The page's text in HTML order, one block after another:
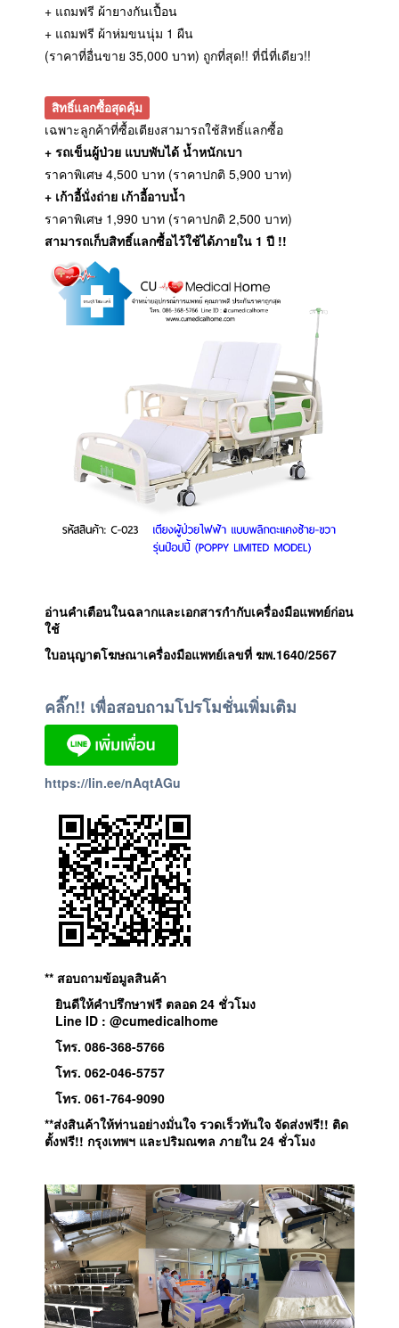
+ แถมฟรี ผ้ายางกันเปื้อน
+ แถมฟรี ผ้าห่มขนนุ่ม 1 ผืน
(ราคาที่อื่นขาย 35,000 บาท) ถูกที่สุด!! ที่นี่ที่เดียว!!
สิทธิ์แลกซื้อสุดคุ้ม
เฉพาะลูกค้าที่ซื้อเตียงสามารถใช้สิทธิ์แลกซื้อ
+ รถเข็นผู้ป่วย แบบพับได้ น้ำหนักเบา
ราคาพิเศษ 4,500 บาท (ราคาปกติ 5,900 บาท)
+ เก้าอี้นั่งถ่าย เก้าอี้อาบน้ำ
ราคาพิเศษ 1,990 บาท (ราคาปกติ 2,500 บาท)
สามารถเก็บสิทธิ์แลกซื้อไว้ใช้ได้ภายใน 1 ปี !!
อ่านคำเตือนในฉลากและเอกสารกำกับเครื่องมือแพทย์ก่อน
ใช้
ใบอนุญาตโฆษณาเครื่องมือแพทย์เลขที่ ฆพ.1640/2567
คลิ๊ก!! เพื่อสอบถามโปรโมชั่นเพิ่มเติม
https://lin.ee/nAqtAGu
** สอบถามข้อมูลสินค้า
ยินดีให้คำปรึกษาฟรี ตลอด 24 ชั่วโมง
Line ID : @cumedicalhome
โทร. 086-368-5766
โทร. 062-046-5757
โทร. 061-764-9090
**ส่งสินค้าให้ท่านอย่างมั่นใจ รวดเร็วทันใจ จัดส่งฟรี!! ติด
ตั้งฟรี!! กรุงเทพฯ และปริมณฑล ภายใน 24 ชั่วโมง